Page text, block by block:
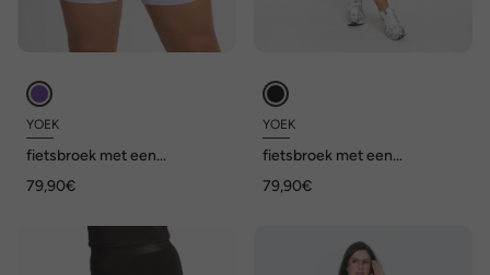
YOEK
fietsbroek met een
79,90€
YOEK
fietsbroek met een
79,90€